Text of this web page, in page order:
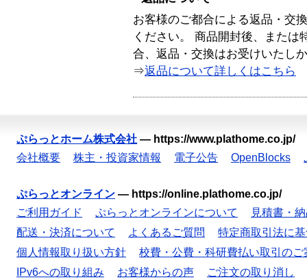
お客様のご都合による返品・交
ください。 商品開封後、または
合、返品・交換はお受けいたし
⇒返品について詳しくはこちら
ぷらっとホーム株式会社 — https://www.plathome.co.jp/
会社概要
株主・投資家情報 電子公告 OpenBlocks
ぷらっとオンライン — https://online.plathome.co.jp/
ご利用ガイド
ぷらっとオンラインについて
見積書・
配送・決済について
よくあるご質問
特定商取引法に
個人情報取り扱い方針
校費・公費・科研費払い取引のご
IPv6への取り組み
お客様からの声 ご注文の取り消し